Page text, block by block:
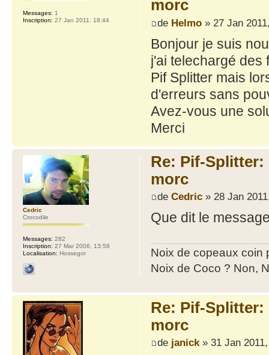
morc
de Helmo» 27 Jan
Bonjour je suis
j'ai telechargé des
Pif Splitter mais
d'erreurs sans
Avez-vous une
Merci
Messages: 1
Inscription: 27 Jan 2011, 18:44
Re: Pif-
morc
de Cedric» 28 Jan
Que dit le
Noix de copeaux coin
Noix de Coco ? Non,
Cedric
Crocodile
Messages: 282
Inscription: 27 Mar 2006, 13:58
Localisation: Hossegor
Re: Pif-
morc
de janick» 31 Jan